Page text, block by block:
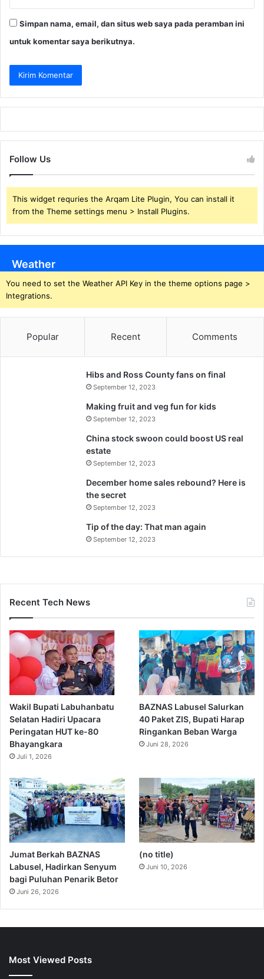
Simpan nama, email, dan situs web saya pada peramban ini
untuk komentar saya berikutnya.
Follow Us
This widget requries the Arqam Lite Plugin, You can install it
from the Theme settings menu > Install Plugins.
Weather
You need to set the Weather API Key in the theme options page >
Integrations.
Popular Recent Comments
Hibs and Ross County fans on final
September 12, 2023
Making fruit and veg fun for kids
September 12, 2023
China stock swoon could boost US real
estate
September 12, 2023
December home sales rebound? Here is
the secret
September 12, 2023
Tip of the day: That man again
September 12, 2023
Recent Tech News
Wakil Bupati Labuhanbatu
Selatan Hadiri Upacara
Peringatan HUT ke-80
Bhayangkara
Juli 1, 2026
BAZNAS Labusel Salurkan
40 Paket ZIS, Bupati Harap
Ringankan Beban Warga
Juni 28, 2026
Jumat Berkah BAZNAS
Labusel, Hadirkan Senyum
bagi Puluhan Penarik Betor
Juni 26, 2026
(no title)
Juni 10, 2026
Most Viewed Posts